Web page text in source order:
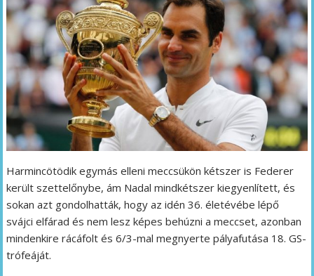
Harmincötödik egymás elleni meccsükön kétszer is Federer
került szettelőnybe, ám Nadal mindkétszer kiegyenlített, és
sokan azt gondolhatták, hogy az idén 36. életévébe lépő
svájci elfárad és nem lesz képes behúzni a meccset, azonban
mindenkire rácáfolt és 6/3-mal megnyerte pályafutása 18. GS-
trófeáját.